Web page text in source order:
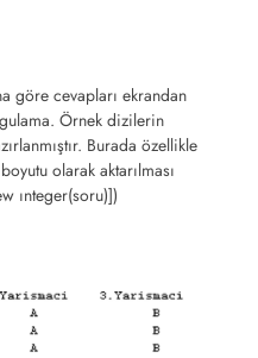
göre cevapları ekrandan
Örnek dizilerin
Burada özellikle
olarak aktarılması
ınteger(soru)])